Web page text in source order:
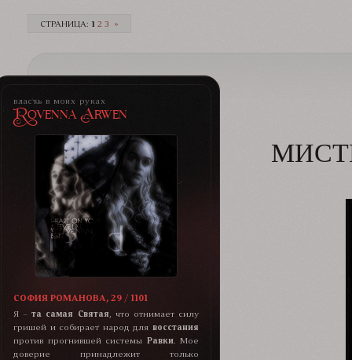
СТРАНИЦА: 1 2 3 »
власть в моих руках
Rovenna Arwen
СОФИЯ РОМАНОВА, 29 / 1101
Я –та самая Святая , что отнимает силу
гришей и собирает народ для восстания
против прогнившей системы Равки. Мое
доверие принадлежит только